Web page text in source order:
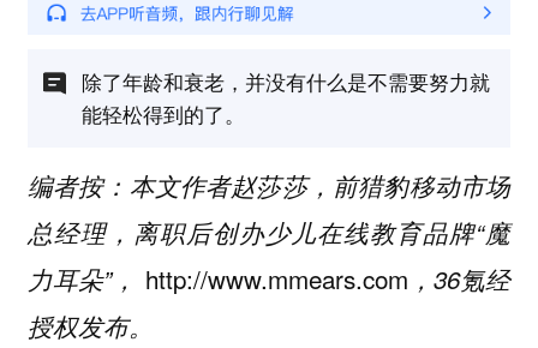
除了年龄和衰老，并没有什么是不需要努力就
能轻松得到的了。
编者按：本文作者赵莎莎，前猎豹移动市场
总经理，离职后创办少儿在线教育品牌“魔
力耳朵”， http://www.mmears.com ，36氪经
授权发布。